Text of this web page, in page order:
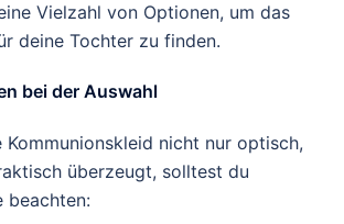
Vielzahl von Optionen, um das
deine Tochter zu finden.
bei der Auswahl
Kommunionskleid nicht nur optisch,
überzeugt, solltest du
beachten: